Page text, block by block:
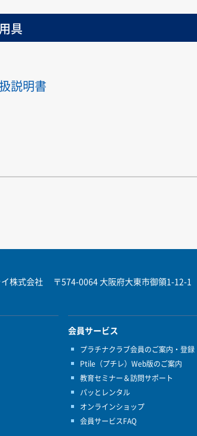
具
説明書
イ株式会社 〒574-0064 大阪府大東市御領1-12-1
会員サービス
プラチナクラブ会員のご案内・登録
Ptile（プチレ）Web版のご案内
教育セミナー＆訪問サポート
パッとレンタル
オンラインショップ
会員サービスFAQ